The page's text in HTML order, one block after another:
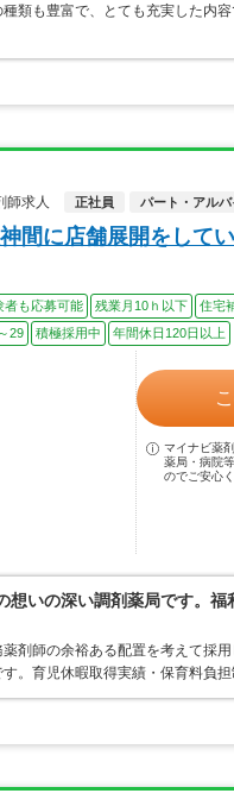
類も豊富で、とても充実した内
師求人 正社員 パート・アルバ
に店舗展開をして
者も応募可能 残業月10ｈ以下 住宅
29
積極採用中 年間休日120日以上
マイナビ薬
薬局・病院
のでご安心
想いの深い調剤薬局です。
剤師の余裕ある配置を考えて採
。育児休暇取得実績・保育料負